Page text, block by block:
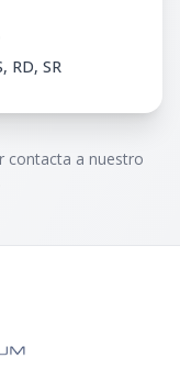
RD, SR
contacta a nuestro